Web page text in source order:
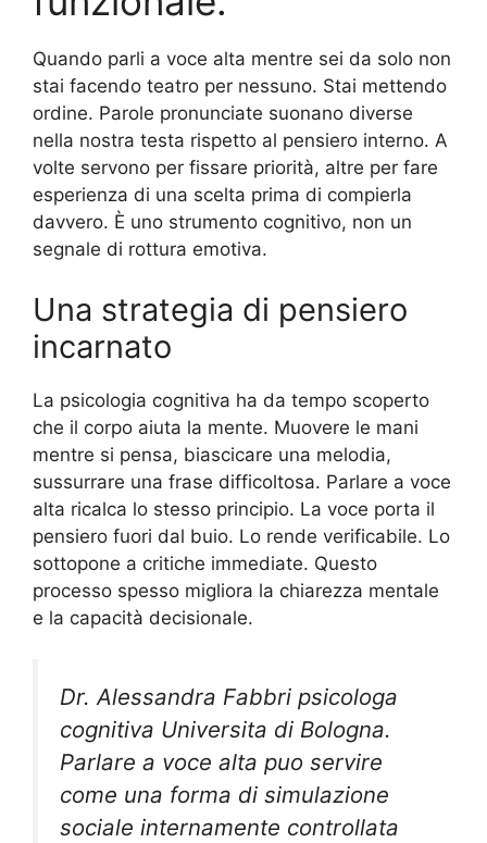
Quando parli a voce alta mentre sei da solo non
stai facendo teatro per nessuno. Stai mettendo
ordine. Parole pronunciate suonano diverse
nella nostra testa rispetto al pensiero interno. A
volte servono per fissare priorità, altre per fare
esperienza di una scelta prima di compierla
davvero. È uno strumento cognitivo, non un
segnale di rottura emotiva.
Una strategia di pensiero
incarnato
La psicologia cognitiva ha da tempo scoperto
che il corpo aiuta la mente. Muovere le mani
mentre si pensa, biascicare una melodia,
sussurrare una frase difficoltosa. Parlare a voce
alta ricalca lo stesso principio. La voce porta il
pensiero fuori dal buio. Lo rende verificabile. Lo
sottopone a critiche immediate. Questo
processo spesso migliora la chiarezza mentale
e la capacità decisionale.
Dr. Alessandra Fabbri psicologa
cognitiva Universita di Bologna.
Parlare a voce alta puo servire
come una forma di simulazione
sociale internamente controllata